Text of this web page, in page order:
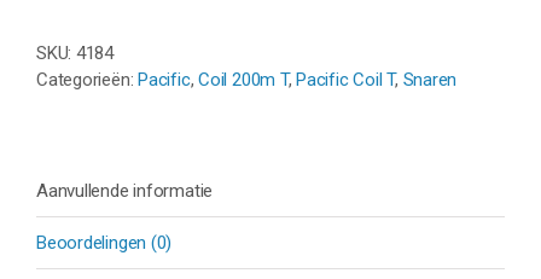
-
COIL
SKU: 4184
Categorieën: Pacific,Coil 200m T, Pacific Coil T, Snaren
Aanvullende informatie
Beoordelingen (0)